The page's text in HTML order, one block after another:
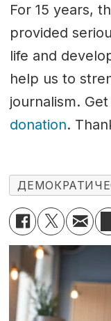
For 15 years,
provided
life and
help us to
journalism.
donation.